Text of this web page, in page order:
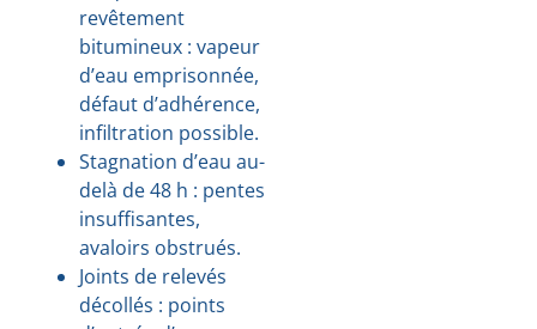
revêtement
bitumineux : vapeur
d’eau emprisonnée,
défaut d’adhérence,
infiltration possible.
Stagnation d’eau au-
delà de 48 h : pentes
insuffisantes,
avaloirs obstrués.
Joints de relevés
décollés : points